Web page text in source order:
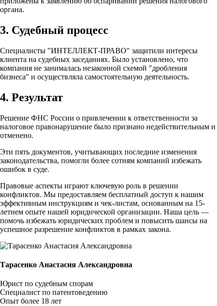
органа.
3. Судебный процесс
Специалисты "ИНТЕЛЛЕКТ-ПРАВО" защитили интересы
клиента на судебных заседаниях. Было установлено, что
компания не занималась незаконной схемой "дробления
бизнеса" и осуществляла самостоятельную деятельность.
4. Результат
Решение ФНС России о привлечении к ответственности за
налоговое правонарушение было признано недействительным и
отменено.
Эти пять документов, учитывающих последние изменения
законодательства, помогли более сотням компаний избежать
ошибок в суде.
Правовые аспекты играют ключевую роль в решении
конфликтов. Мы предоставляем бесплатный доступ к нашим
эффективным инструкциям и чек-листам, основанным на 15-
летнем опыте нашей юридической организации. Наша цель —
помочь избежать юридических проблем и повысить шансы на
успешное разрешение конфликтов в рамках закона.
Тарасенко Анастасия Александровна
Юрист по судебным спорам
Специалист по патентоведению
Опыт более 18 лет